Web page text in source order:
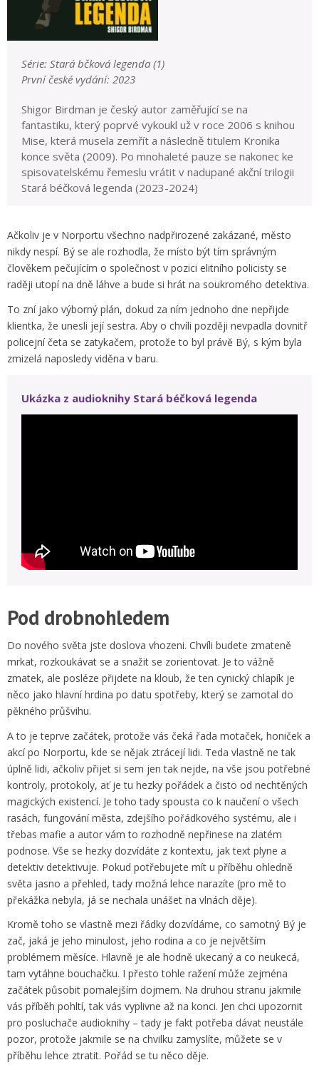
Série: Stará bčková legenda (1)
První české vydání: 2023
Shigor Birdman je český autor zaměřující se na
fantastiku, který poprvé vykoukl už v roce 2006 s knihou
Mise, která musela zemřít a následně titulem Kronika
konce světa (2009). Po mnohaleté pauze se nakonec ke
spisovatelskému řemeslu vrátit v nadupané akční trilogii
Stará béčková legenda (2023-2024)
Ačkoliv je v Norportu všechno nadpřirozené zakázané, město
nikdy nespí. Bý se ale rozhodla, že místo být tím správným
člověkem pečujícím o společnost v pozici elitního policisty se
raději utopí na dně láhve a bude si hrát na soukromého detektiva.
To zní jako výborný plán, dokud za ním jednoho dne nepřijde
klientka, že unesli její sestra. Aby o chvíli později nevpadla dovnitř
policejní četa se zatykačem, protože to byl právě Bý, s kým byla
zmizelá naposledy viděna v baru.
Ukázka z audioknihy Stará béčková legenda
Pod drobnohledem
Do nového světa jste doslova vhozeni. Chvíli budete zmateně
mrkat, rozkoukávat se a snažit se zorientovat. Je to vážně
zmatek, ale posléze přijdete na kloub, že ten cynický chlapík je
něco jako hlavní hrdina po datu spotřeby, který se zamotal do
pěkného průšvihu.
A to je teprve začátek, protože vás čeká řada motaček, honiček a
akcí po Norportu, kde se nějak ztrácejí lidi. Teda vlastně ne tak
úplně lidi, ačkoliv přijet si sem jen tak nejde, na vše jsou potřebné
kontroly, protokoly, ať je tu hezky pořádek a čisto od nechtěných
magických existencí. Je toho tady spousta co k naučení o všech
rasách, fungování města, zdejšího pořádkového systému, ale i
třebas mafie a autor vám to rozhodně nepřinese na zlatém
podnose. Vše se hezky dozvídáte z kontextu, jak text plyne a
detektiv detektivuje. Pokud potřebujete mít u příběhu ohledně
světa jasno a přehled, tady možná lehce narazíte (pro mě to
překážka nebyla, já se nechala unášet na vlnách děje).
Kromě toho se vlastně mezi řádky dozvídáme, co samotný Bý je
zač, jaká je jeho minulost, jeho rodina a co je největším
problémem měsíce. Hlavně je ale hodně ukecaný a co neukecá,
tam vytáhne bouchačku. I přesto tohle ražení může zejména
začátek působit pomalejším dojmem. Na druhou stranu jakmile
vás příběh pohltí, tak vás vyplivne až na konci. Jen chci upozornit
pro posluchače audioknihy – tady je fakt potřeba dávat neustále
pozor, protože jakmile se na chvilku zamyslíte, můžete se v
příběhu lehce ztratit. Pořád se tu něco děje.